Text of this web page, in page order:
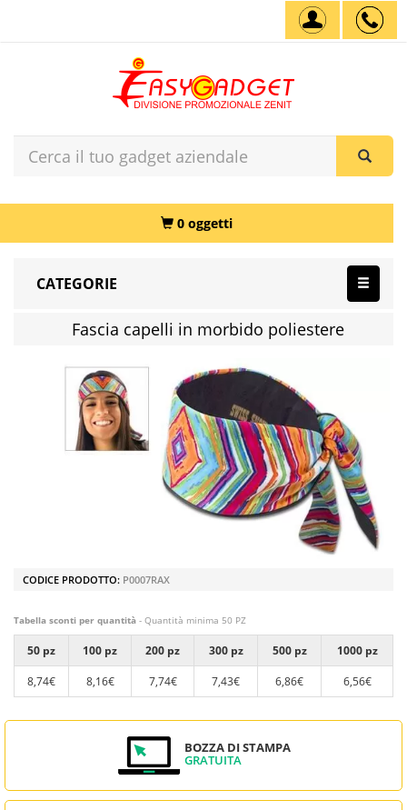
0 oggetti
CATEGORIE
Fascia capelli in morbido poliestere
CODICE PRODOTTO: P0007RAX
Tabella sconti per quantità - Quantità minima 50 PZ
50 pz 100 pz 200 pz 300 pz 500 pz
1000 pz
8,74€
8,16€ 7,74€ 7,43€ 6,86€ 6,56€
BOZZA DI STAMPA
GRATUITA